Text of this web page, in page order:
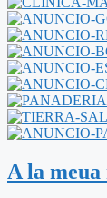
A la